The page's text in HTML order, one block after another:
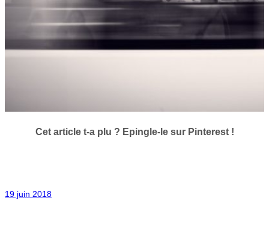
Cet article t-a plu ? Epingle-le sur Pinterest !
19 juin 2018